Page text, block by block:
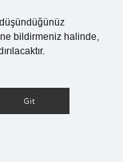
bildirmeniz halinde,